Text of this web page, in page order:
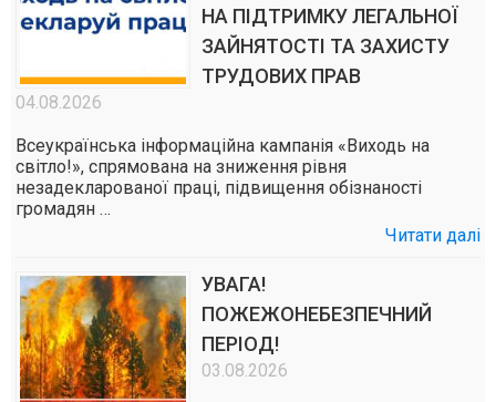
НА ПІДТРИМКУ ЛЕГАЛЬНОЇ
ЗАЙНЯТОСТІ ТА ЗАХИСТУ
ТРУДОВИХ ПРАВ
04.08.2026
Всеукраїнська інформаційна кампанія «Виходь на
світло!», спрямована на зниження рівня
незадекларованої праці, підвищення обізнаності
громадян …
Читати далі
УВАГА!
ПОЖЕЖОНЕБЕЗПЕЧНИЙ
ПЕРІОД!
03.08.2026